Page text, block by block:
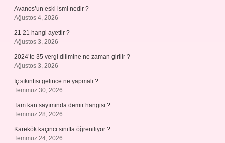
Avanos’un eski ismi nedir ?
Ağustos 4, 2026
21 21 hangi ayettir ?
Ağustos 3, 2026
2024’te 35 vergi dilimine ne zaman girilir ?
Ağustos 3, 2026
İç sıkıntısı gelince ne yapmalı ?
Temmuz 30, 2026
Tam kan sayımında demir hangisi ?
Temmuz 28, 2026
Karekök kaçıncı sınıfta öğreniliyor ?
Temmuz 24, 2026